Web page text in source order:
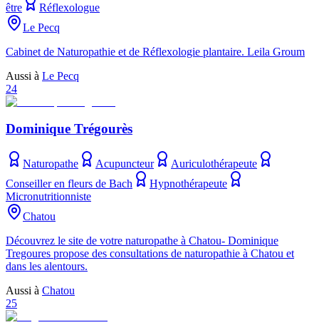
être
Réflexologue
Le Pecq
Cabinet de Naturopathie et de Réflexologie plantaire. Leila Groum
Aussi à Le Pecq
24
Dominique Trégourès
Naturopathe Acupuncteur
Auriculothérapeute
Conseiller en fleurs de Bach
Hypnothérapeute
Micronutritionniste
Chatou
Découvrez le site de votre naturopathe à Chatou- Dominique
Tregoures propose des consultations de naturopathie à Chatou et
dans les alentours.
Aussi à Chatou
25